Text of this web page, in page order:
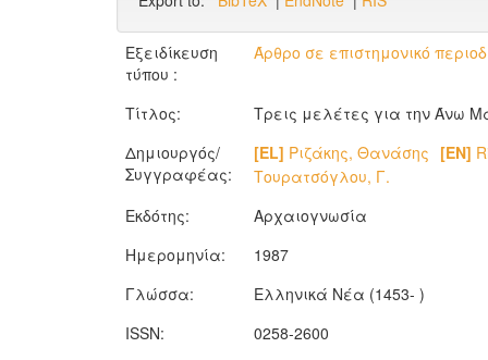
Εξειδίκευση
τύπου :
Άρθρο σε επιστημονικό
Τίτλος:
Τρεις μελέτες για την Άνω
Δημιουργός/
Συγγραφέας:
[EL] Ριζάκης, Θανάσης [EN]
Τουρατσόγλου, Γ.
Εκδότης:
Αρχαιογνωσία
Ημερομηνία:
1987
Γλώσσα:
Ελληνικά Νέα (1453- )
ISSN:
0258-2600